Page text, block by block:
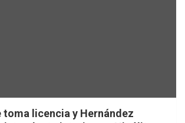
toma licencia y Hernández